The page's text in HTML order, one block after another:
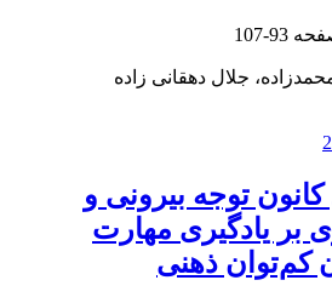
93-107
جلال دهقانی زاده
کانون توجه بیرونی و
بر یادگیری مهارت
کم‌توان ذهنی